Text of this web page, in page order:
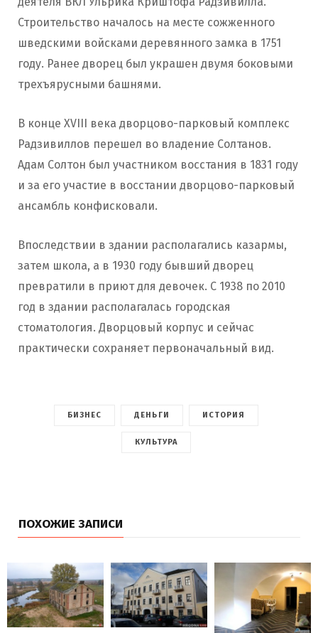
Строительство началось на месте сожженного
шведскими войсками деревянного замка в 1751
году. Ранее дворец был украшен двумя боковыми
трехъярусными башнями.
В конце XVIII века дворцово-парковый комплекс
Радзивиллов перешел во владение Солтанов.
Адам Солтон был участником восстания в 1831 году
и за его участие в восстании дворцово-парковый
ансамбль конфисковали.
Впоследствии в здании располагались казармы,
затем школа, а в 1930 году бывший дворец
превратили в приют для девочек. С 1938 по 2010
год в здании располагалась городская
стоматология. Дворцовый корпус и сейчас
практически сохраняет первоначальный вид.
БИЗНЕС ДЕНЬГИ ИСТОРИЯ
КУЛЬТУРА
ПОХОЖИЕ ЗАПИСИ